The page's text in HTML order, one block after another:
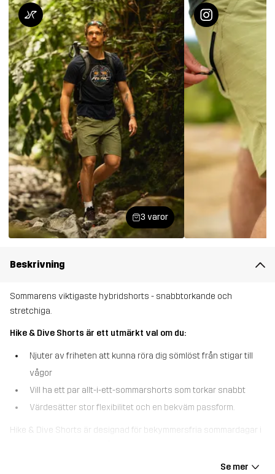
3 varor
Beskrivning
Sommarens viktigaste hybridshorts - snabbtorkande och
stretchiga.
Hike & Dive Shorts är ett utmärkt val om du:
Njuter av friheten att kunna röra dig sömlöst från stigar till
vågor
Vill ha ett par allt-i-ett-sommarshorts som torkar snabbt
Värdesätter stor flexibilitet och en bekväm passform.
Hike & Dive Shorts är designad för bekymmersfria sommardagar i
Se mer